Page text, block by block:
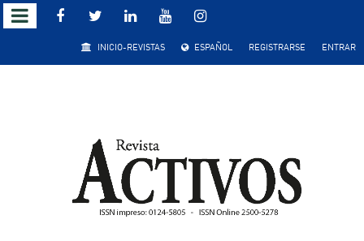
Salto
rápido
INICIO-REVISTAS ESPAÑOL REGISTRARSE ENTRAR